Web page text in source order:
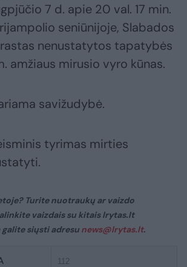
7 d. apie 20 val. 17 min.
seniūnijoje, Slabados
nenustatytos tapatybės
amžiaus mirusio vyro kūnas.
savižudybė.
tyrimas mirties
Turite nuotraukų ar vaizdo
vaizdais su kitais lrytas.lt
siųsti adresu news@lrytas.lt.
112